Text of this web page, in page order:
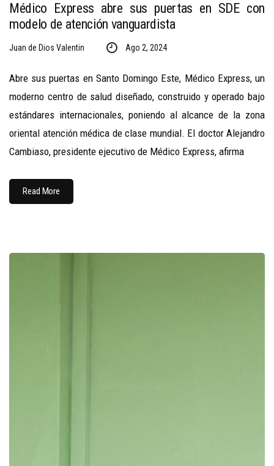
Médico Express abre sus puertas en SDE con
modelo de atención vanguardista
Juan de Dios Valentin Ago 2, 2024
Abre sus puertas en Santo Domingo Este, Médico Express, un
moderno centro de salud diseñado, construido y operado bajo
estándares internacionales, poniendo al alcance de la zona
oriental atención médica de clase mundial. El doctor Alejandro
Cambiaso, presidente ejecutivo de Médico Express, afirma
Read More